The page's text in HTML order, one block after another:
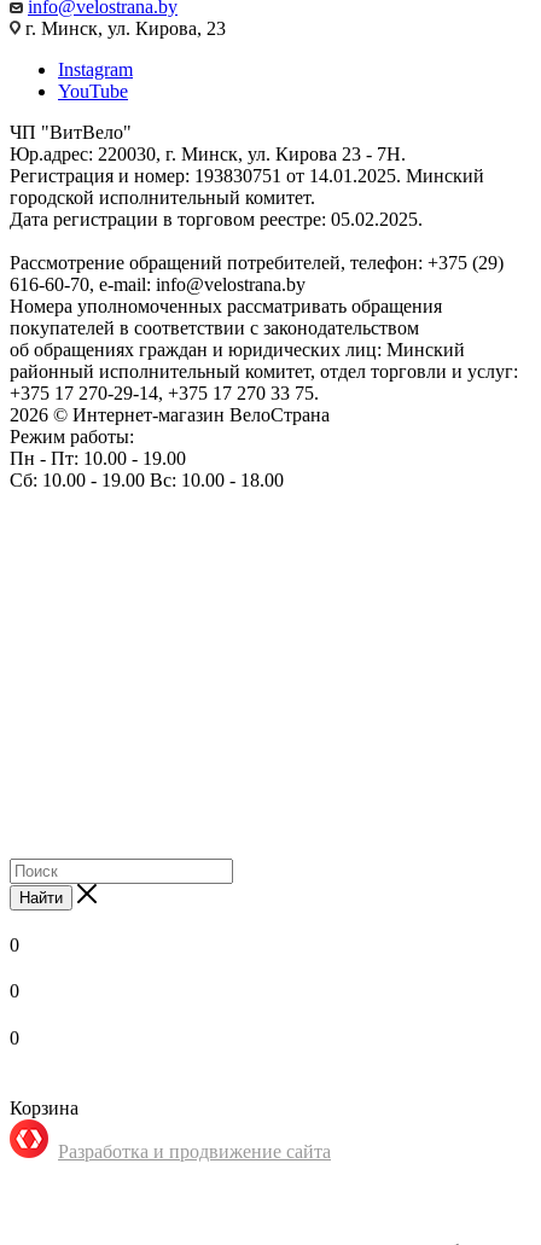
info@velostrana.by
г. Минск, ул. Кирова, 23
Instagram
YouTube
ЧП "ВитВело"
Юр.адрес: 220030, г. Минск, ул. Кирова 23 - 7Н.
Регистрация и номер: 193830751 от 14.01.2025. Минский
городской исполнительный комитет.
Дата регистрации в торговом реестре: 05.02.2025.
Рассмотрение обращений потребителей, телефон: +375 (29)
616-60-70, e-mail: info@velostrana.by
Номера уполномоченных рассматривать обращения
покупателей в соответствии с законодательством
об обращениях граждан и юридических лиц: Минский
районный исполнительный комитет, отдел торговли и услуг:
+375 17 270-29-14, +375 17 270 33 75.
2026 © Интернет-магазин ВелоСтрана
Режим работы:
Пн - Пт: 10.00 - 19.00
Сб: 10.00 - 19.00 Вс: 10.00 - 18.00
Найти
0
0
0
Корзина
Разработка и продвижение сайта